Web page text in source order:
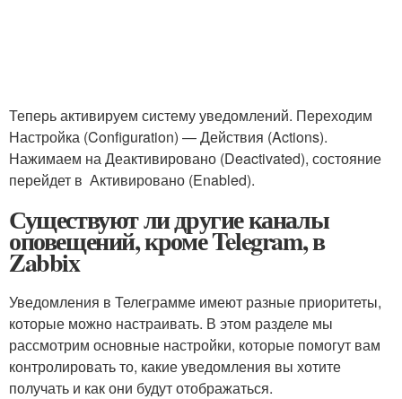
Теперь активируем систему уведомлений. Переходим
Настройка (Configuration) — Действия (Actions).
Нажимаем на Деактивировано (Deactivated), состояние
перейдет в Активировано (Enabled).
Существуют ли другие каналы
оповещений, кроме Telegram, в
Zabbix
Уведомления в Телеграмме имеют разные приоритеты,
которые можно настраивать. В этом разделе мы
рассмотрим основные настройки, которые помогут вам
контролировать то, какие уведомления вы хотите
получать и как они будут отображаться.